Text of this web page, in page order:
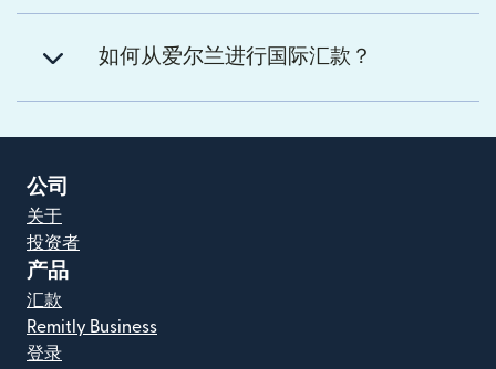
如何从爱尔兰进行国际汇款？
公司
关于
投资者
产品
汇款
Remitly Business
登录